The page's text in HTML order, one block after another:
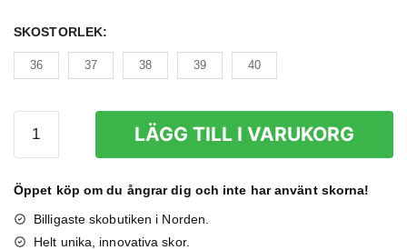
SKOSTORLEK:
36 37 38 39 40
Dam
LÄGG TILL I VARUKORG
Öppet köp om du ångrar dig och inte har använt skorna!
Billigaste skobutiken i Norden.
Helt unika, innovativa skor.